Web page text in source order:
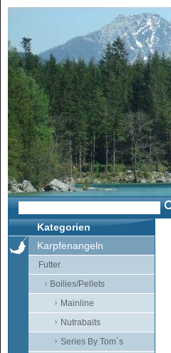
Kategorien
Karpfenangeln
Futter
Boilies/Pellets
Mainline
Nutrabaits
Series By Tom`s